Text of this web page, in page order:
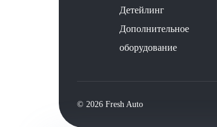
Детейлинг
Дополнительное
оборудование
©️ 2026 Fresh Auto